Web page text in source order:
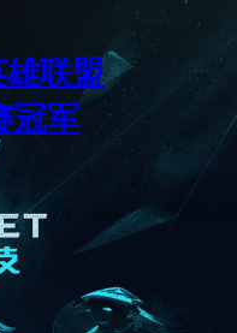
联盟
冠军